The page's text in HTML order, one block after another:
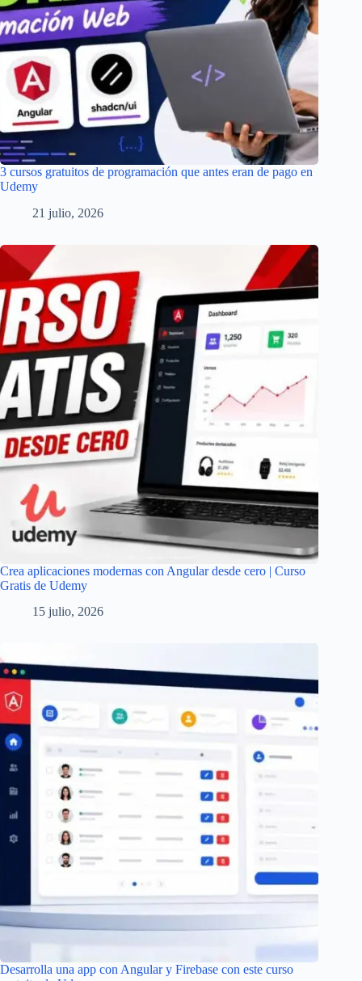
3 cursos gratuitos de programación que antes eran de pago en
Udemy
21 julio, 2026
Crea aplicaciones modernas con Angular desde cero | Curso
Gratis de Udemy
15 julio, 2026
Desarrolla una app con Angular y Firebase con este curso